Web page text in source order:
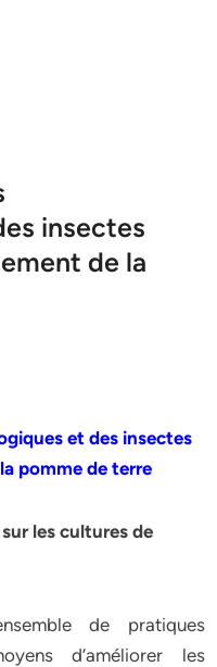
insectes
de la
et des insectes
pomme de terre
les cultures de
de pratiques
d’améliorer les